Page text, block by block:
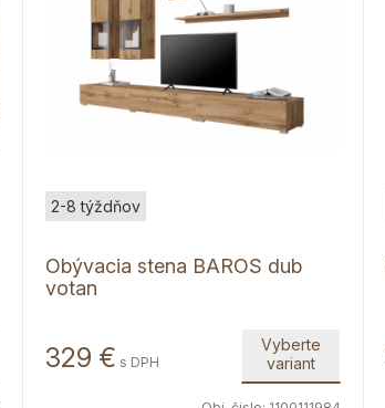
Obývacia stena BAROS dub
votan
2-8 týždňov
329 € s DPH
Vyberte
variant